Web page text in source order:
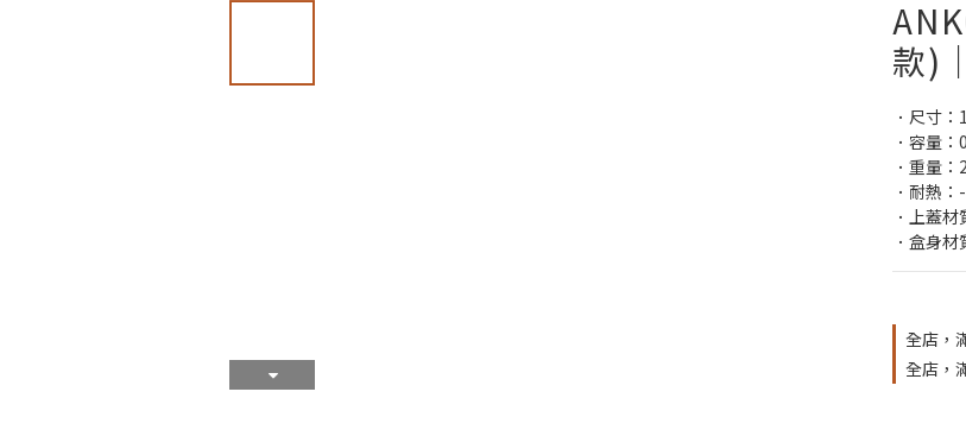
款)
．尺寸
．容量：
．重量
．耐熱
．上蓋
．盒身
全店，
全店，